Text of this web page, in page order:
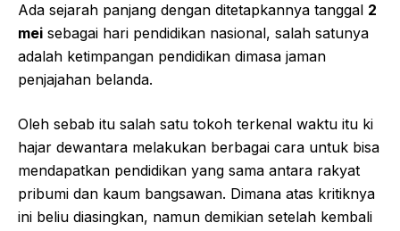
Ada sejarah panjang dengan ditetapkannya tanggal 2
mei sebagai hari pendidikan nasional, salah satunya
adalah ketimpangan pendidikan dimasa jaman
penjajahan belanda.
Oleh sebab itu salah satu tokoh terkenal waktu itu ki
hajar dewantara melakukan berbagai cara untuk bisa
mendapatkan pendidikan yang sama antara rakyat
pribumi dan kaum bangsawan. Dimana atas kritiknya
ini beliu diasingkan, namun demikian setelah kembali